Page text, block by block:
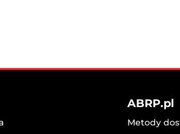
ABRP.pl
Metody